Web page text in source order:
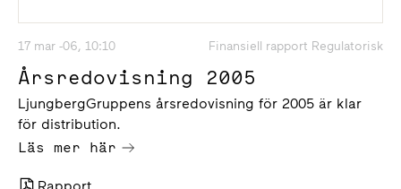
17 mar -06, 10:10 Finansiell rapport Regulatorisk
Årsredovisning 2005
LjungbergGruppens årsredovisning för 2005 är klar
för distribution.
Läs mer här